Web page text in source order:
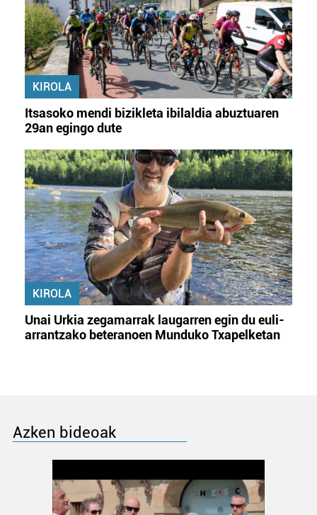
KIROLA
Itsasoko mendi bizikleta ibilaldia abuztuaren
29an egingo dute
KIROLA
Unai Urkia zegamarrak laugarren egin du euli-
arrantzako beteranoen Munduko Txapelketan
Azken bideoak